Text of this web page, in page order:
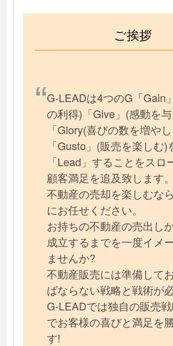
ご挨拶
G-LEADは4つのG「Gain
の利得)「Give」(感動を
「Glory(喜びの数を増やし
「Gusto」(販売を楽しむ)
「Lead」することをスロ
顧客満足を追及致します。
不動産の売却を楽しむな
にお任せください。
お持ちの不動産の売出し
成立するまでを一度イメ
ませんか?
不動産販売には準備して
ばならない戦略と戦術が必
G-LEADでは独自の販売
でお客様の喜びと満足を
す!